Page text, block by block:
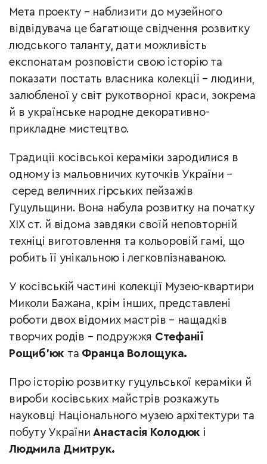
Мета проекту – наблизити до музейного
відвідувача це багатюще свідчення розвитку
людського таланту, дати можливість
експонатам розповісти свою історію та
показати постать власника колекції – людини,
залюбленої у світ рукотворної краси, зокрема
й в українське народне декоративно-
прикладне мистецтво.
Традиції косівської кераміки зародилися в
одному із мальовничих куточків України –
серед величних гірських пейзажів
Гуцульщини. Вона набула розвитку на початку
ХІХ ст. й відома завдяки своїй неповторній
техніці виготовлення та кольоровій гамі, що
робить її унікальною і легковпізнаваною.
У косівській частині колекції Музею-квартири
Миколи Бажана, крім інших, представлені
роботи двох відомих мастрів – нащадків
творчих родів – подружжя Стефанії
Рощиб’юк та Франца Волощука.
Про історію розвитку гуцульської кераміки й
вироби косівських майстрів розкажуть
науковці Національного музею архітектури та
побуту УкраїниАнастасія Колодюк і
Людмила Дмитрук.